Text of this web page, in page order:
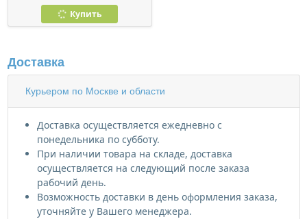
Купить
Доставка
Курьером по Москве и области
Доставка осуществляется ежедневно с
понедельника по субботу.
При наличии товара на складе, доставка
осуществляется на следующий после заказа
рабочий день.
Возможность доставки в день оформления заказа,
уточняйте у Вашего менеджера.